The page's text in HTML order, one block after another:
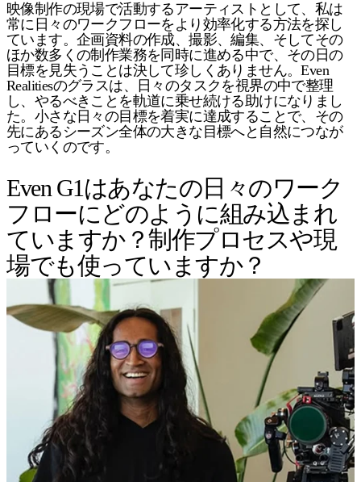
映像制作の現場で活動するアーティストとして、私は
常に日々のワークフローをより効率化する方法を探し
ています。企画資料の作成、撮影、編集、そしてその
ほか数多くの制作業務を同時に進める中で、その日の
目標を見失うことは決して珍しくありません。Even
Realitiesのグラスは、日々のタスクを視界の中で整理
し、やるべきことを軌道に乗せ続ける助けになりまし
た。小さな日々の目標を着実に達成することで、その
先にあるシーズン全体の大きな目標へと自然につなが
っていくのです。
Even G1はあなたの日々のワーク
フローにどのように組み込まれ
ていますか？制作プロセスや現
場でも使っていますか？